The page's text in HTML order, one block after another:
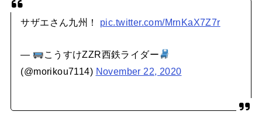
サザエさん九州！ pic.twitter.com/MrnKaX7Z7r
—
こうすけZZR西鉄ライダー
(@morikou7114) November 22, 2020